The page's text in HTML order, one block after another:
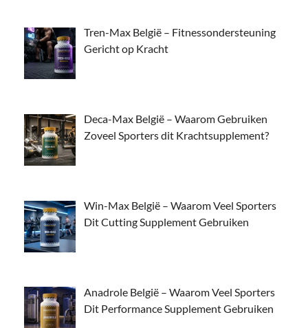
Tren-Max België – Fitnessondersteuning
Gericht op Kracht
Deca-Max België – Waarom Gebruiken
Zoveel Sporters dit Krachtsupplement?
Win-Max België – Waarom Veel Sporters
Dit Cutting Supplement Gebruiken
Anadrole België – Waarom Veel Sporters
Dit Performance Supplement Gebruiken